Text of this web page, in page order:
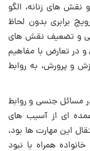
های زنانه، الگو
برابری بدون لحاظ
و تضعیف نقش های
و در تعارض با مفاهیم
و پرورش، به روابط
مسائل جنسی و روابط
ای از آسیب های
این مهارت ها بود،
همراه با نبود